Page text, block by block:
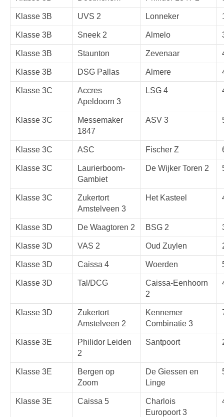
Klasse 3B UVS 2 Lonneker
Klasse 3B Sneek 2 Almelo
Klasse 3B Staunton Zevenaar
Klasse 3B DSG Pallas Almere
Klasse 3C
Accres
Apeldoorn 3
LSG 4
Klasse 3C
Messemaker
1847
ASV 3
Klasse 3C ASC Fischer Z
Klasse 3C
Laurierboom-
Gambiet
De Wijker Toren 2
Klasse 3C
Zukertort
Amstelveen 3
Het Kasteel
Klasse 3D De Waagtoren 2 BSG 2
Klasse 3D VAS 2 Oud Zuylen
Klasse 3D Caissa 4 Woerden
Klasse 3D Tal/DCG
Caissa-Eenhoorn
2
Klasse 3D
Zukertort
Amstelveen 2
Kennemer
Combinatie 3
Klasse 3E
Philidor Leiden
2
Santpoort
Klasse 3E
Bergen op
Zoom
De Giessen en
Linge
Klasse 3E Caissa 5
Charlois
Europoort 3